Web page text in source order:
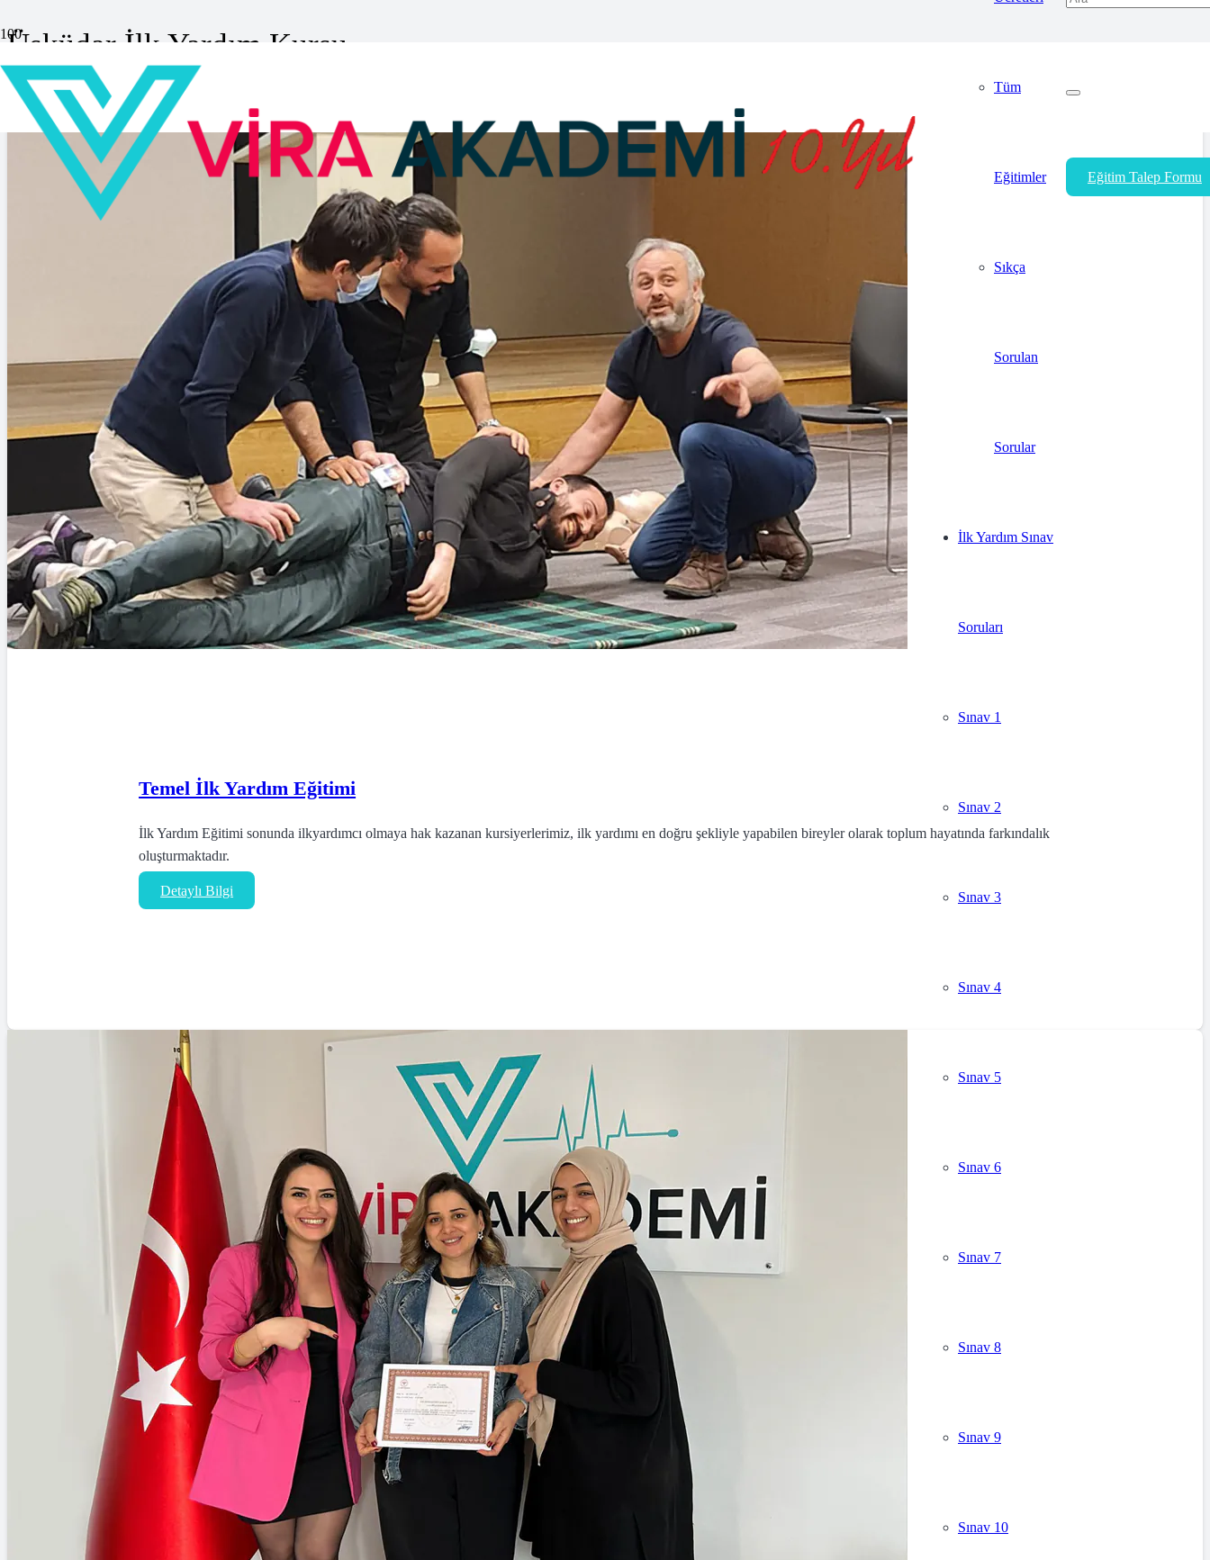
Tüm
Eğitimler
Sıkça
Sorulan
Sorular
İlk Yardım Sınav
Soruları
Sınav 1
Sınav 2
Sınav 3
Sınav 4
Sınav 5
Sınav 6
Sınav 7
Sınav 8
Sınav 9
Sınav 10
Eğitim Talep Formu
Üsküdar İlk Yardım Kursu
Anasayfa»Üsküdar İlk Yardım Kursu
Temel İlk Yardım Eğitimi
İlk Yardım Eğitimi sonunda ilkyardımcı olmaya hak kazanan kursiyerlerimiz, ilk yardımı en doğru şekliyle yapabilen bireyler olarak toplum hayatında farkındalık
oluşturmaktadır.
Detaylı Bilgi